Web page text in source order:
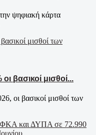
ψηφιακή κάρτα
βασικοί μισθοί...
οι βασικοί μισθοί των